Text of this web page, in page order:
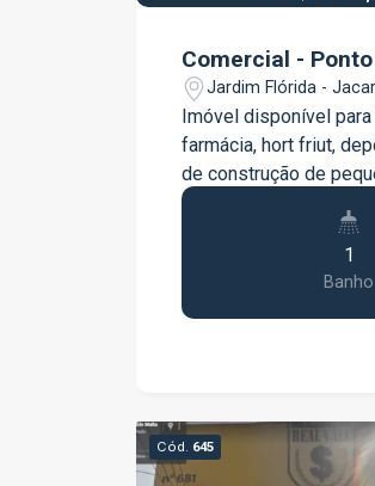
Comercial -
Jardim Flórida -
Imóvel disponível
farmácia, hort friut,
de construção de
porte Proprietário disponível para
reparos q se façam1
Banho
Cód. 645